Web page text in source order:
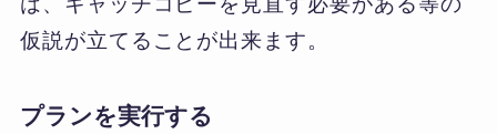
仮説が立てることが出来ます。
プランを実行する